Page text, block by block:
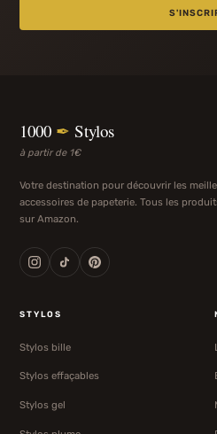
1000 ✒ Stylos
à partir de 1€
Votre destination pour découvrir les
accessoires de papeterie. Tous les
sur Amazon.
STYLOS
Stylos bille
Stylos effaçables
Stylos gel